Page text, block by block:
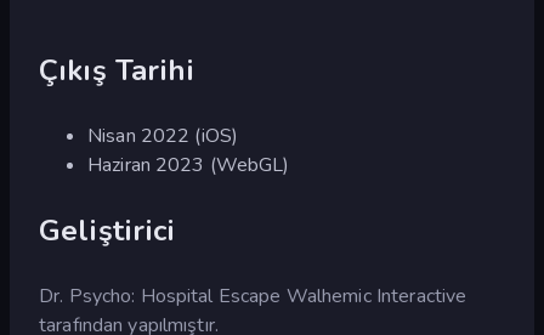
Çıkış Tarihi
Nisan 2022 (iOS)
Haziran 2023 (WebGL)
Geliştirici
Dr. Psycho: Hospital Escape Walhemic Interactive
tarafından yapılmıştır.